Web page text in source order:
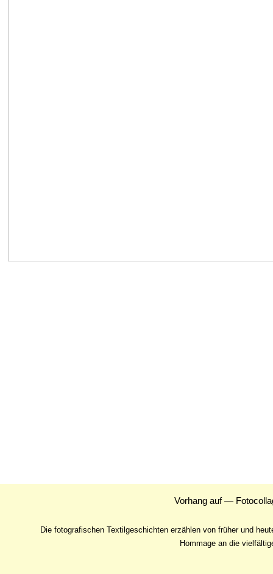
Vorhang auf —
Die fotografischen Textilgeschichten erzählen von früher und
Hommage an die